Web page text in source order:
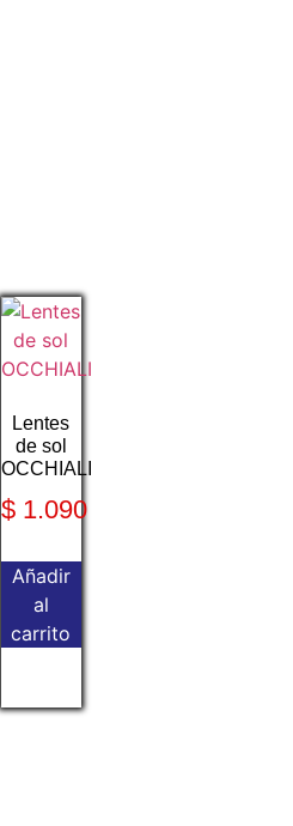
Lentes
de sol
OCCHIALI
$ 1.090
Añadir
al
carrito